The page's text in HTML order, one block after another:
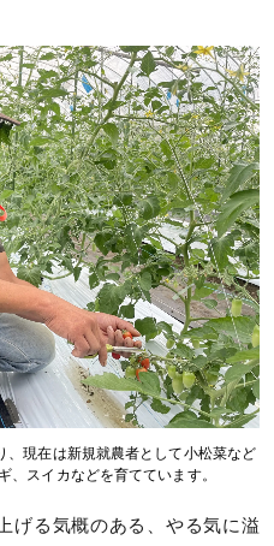
、現在は新規就農者として小松菜など
、スイカなどを育てています。
げる気概のある、やる気に溢